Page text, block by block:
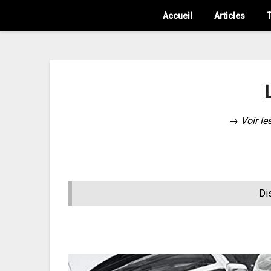
Accueil Articles
→ Voir